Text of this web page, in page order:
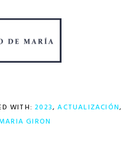
WITH:2023,ACTUALIZACIÓN,
GIRON